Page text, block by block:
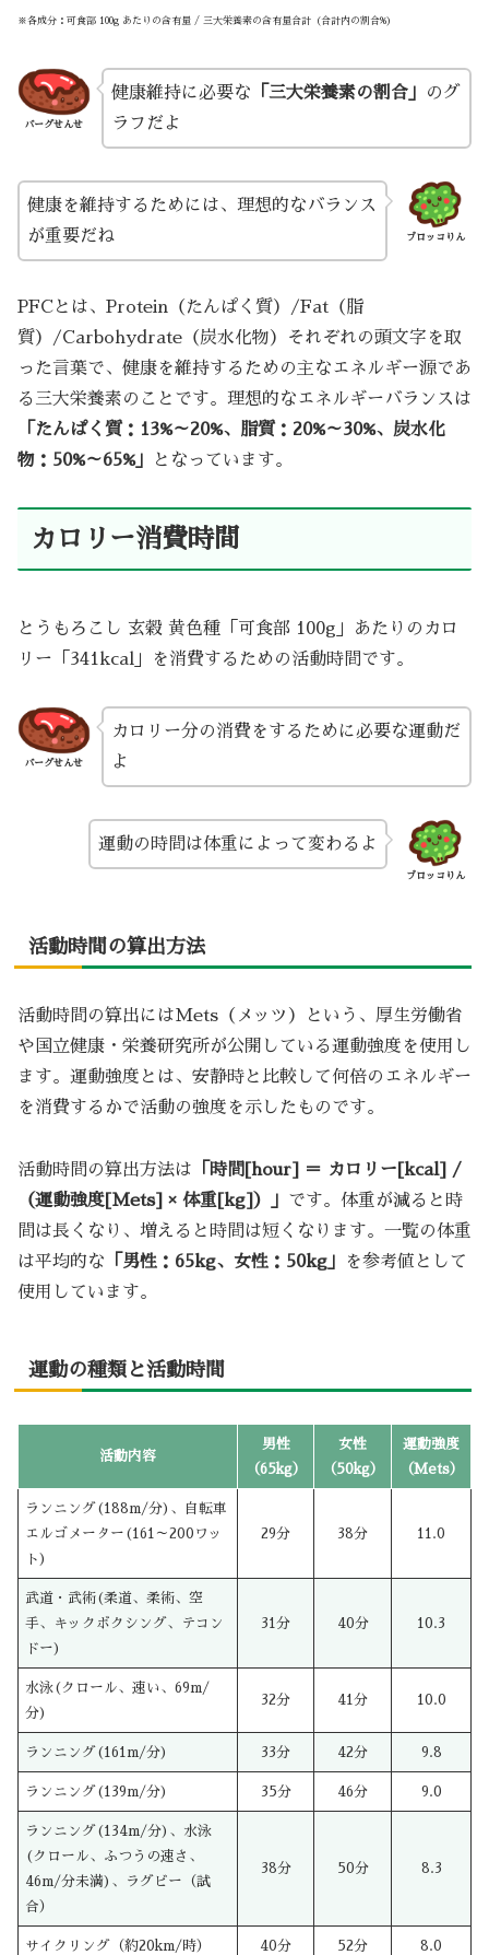
※各成分：可食部 100g あたりの含有量 / 三大栄養素の含有量合計（合計内の割合%）
バーグせんせ
健康維持に必要な 「三大栄養素の割合」
のグ
ラフだよ
ブロッコりん
健康を維持するためには、理想的なバランス
が重要だね
PFCとは、Protein（たんぱく質）/Fat（脂
質）/Carbohydrate（炭水化物）それぞれの頭文字を取
った言葉で、健康を維持するための主なエネルギー源であ
る三大栄養素のことです。理想的なエネルギーバランスは
「たんぱく質：13%～20%、脂質：20%～30%、炭水化
物：50%～65%」
となっています。
カロリー消費時間
とうもろこし 玄穀 黄色種「可食部 100g」あたりのカロ
リー「341kcal」を消費するための活動時間です。
バーグせんせ
カロリー分の消費をするために必要な運動だ
よ
ブロッコりん
運動の時間は体重によって変わるよ
活動時間の算出方法
活動時間の算出にはMets（メッツ）という、厚生労働省
や国立健康・栄養研究所が公開している運動強度を使用し
ます。運動強度とは、安静時と比較して何倍のエネルギー
を消費するかで活動の強度を示したものです。
活動時間の算出方法は 「時間[hour] ＝ カロリー[kcal] /
（運動強度[Mets] × 体重[kg]）」 です。体重が減ると時
間は長くなり、増えると時間は短くなります。一覧の体重
は平均的な 「男性：65kg、女性：50kg」
を参考値として
使用しています。
運動の種類と活動時間
活動内容
男性
（65kg）
女性
（50kg）
運動強度
（Mets）
ランニング(188m/分)、自転車
エルゴメーター(161～200ワッ
ト)
29分 38分 11.0
武道・武術(柔道、柔術、空
手、キックボクシング、テコン
ドー)
31分 40分 10.3
水泳(クロール、速い、69m/
分)
32分 41分 10.0
ランニング(161m/分) 33分 42分 9.8
ランニング(139m/分) 35分 46分 9.0
ランニング(134m/分)、水泳
(クロール、ふつうの速さ、
46m/分未満)、ラグビー（試
合）
38分 50分 8.3
サイクリング（約20km/時） 40分 52分 8.0